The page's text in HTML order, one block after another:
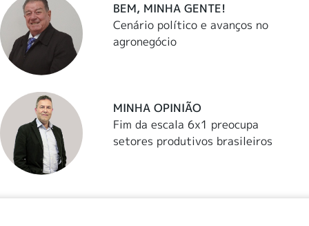
BEM, MINHA GENTE!
Cenário político e avanços no
agronegócio
MINHA OPINIÃO
Fim da escala 6x1 preocupa
setores produtivos brasileiros